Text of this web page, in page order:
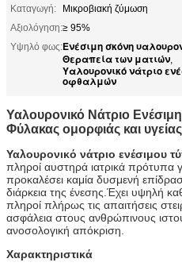
Καταγωγή:
Μικροβιακή ζύμωση
Αξιολόγηση:≥ 95%
Υψηλό φως:Ενέσιμη σκόνη
Θεραπεία των ματιών,
Υαλουρονικό νάτριο
οφθαλμών
Υαλουρονικό Νάτριο
Φύλακας ομορφιάς και υγείας
Υαλουρονικό νάτριο ενέσιμου
πληροί αυστηρά ιατρικά πρότυπα
προκαλέσει καμία δυσμενή
διάρκεια της ένεσης.Έχει υψηλή
πληροί πλήρως τις απαιτήσεις
ασφάλεια στους ανθρώπινους
ανοσολογική απόκριση.
Χαρακτηριστικά